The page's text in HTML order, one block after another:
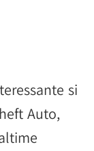
si
Auto,